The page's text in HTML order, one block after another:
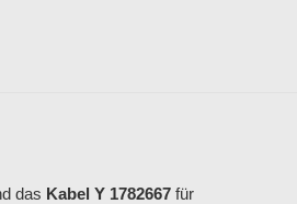
das Kabel Y 1782667 für